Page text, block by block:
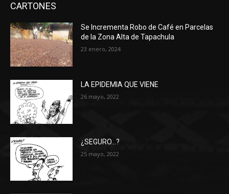
CARTONES
Se Incrementa Robo de Café en Parcelas
de la Zona Alta de Tapachula
23 enero, 2024
LA EPIDEMIA QUE VIENE
26 mayo, 2022
¿SEGURO…?
25 mayo, 2022